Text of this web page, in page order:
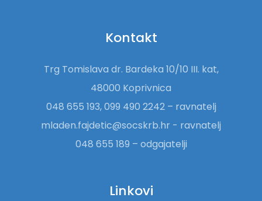
Kontakt
Trg Tomislava dr. Bardeka 10/10 III. kat,
48000 Koprivnica
048 655 193, 099 490 2242 – ravnatelj
mladen.fajdetic@socskrb.hr - ravnatelj
048 655 189 – odgajatelji
Linkovi